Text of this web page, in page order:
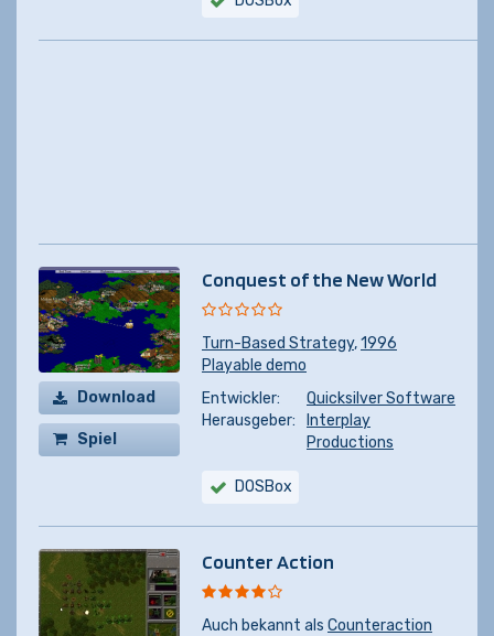
Download
Spiel
Conquest of the New World
Turn-Based Strategy,1996
Playable demo
Entwickler:
Quicksilver Software
Herausgeber:
Interplay
Productions
DOSBox
Counter Action
Auch bekannt als Counteraction